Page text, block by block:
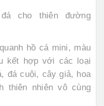
cho thiên đường
hồ cá mini, màu
kết hợp với các loại
đá cuội, cây giả, hoa
thiên nhiên vô cùng